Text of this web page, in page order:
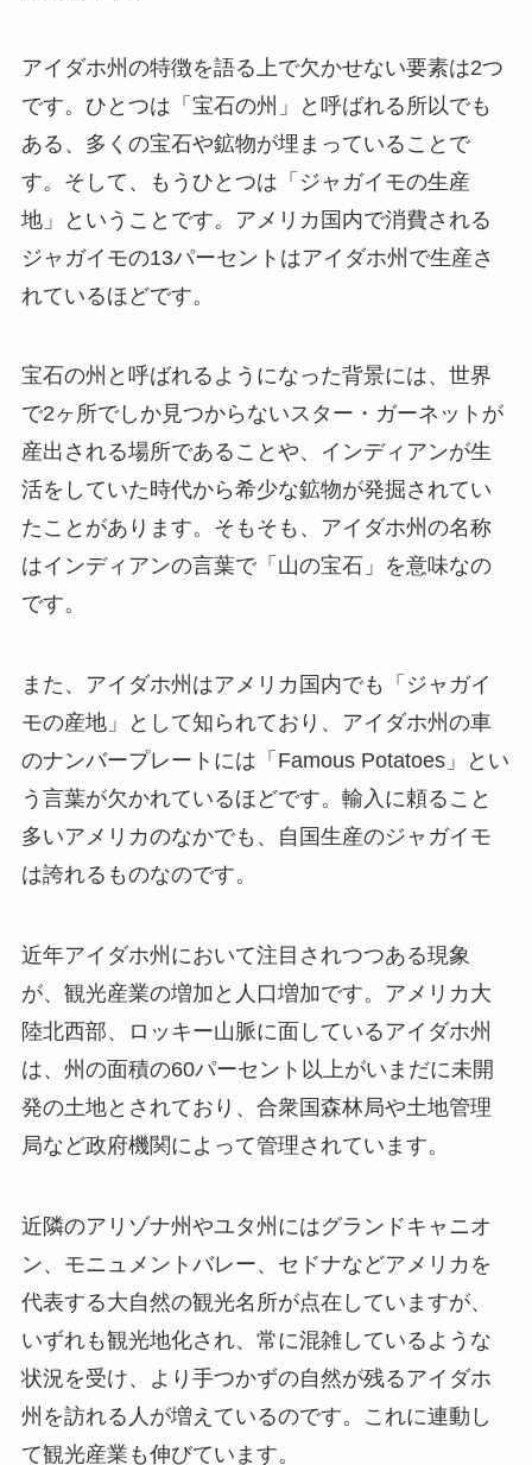
アイダホ州の特徴を語る上で欠かせない要素は2つ
です。ひとつは「宝石の州」と呼ばれる所以でも
ある、多くの宝石や鉱物が埋まっていることで
す。そして、もうひとつは「ジャガイモの生産
地」ということです。アメリカ国内で消費される
ジャガイモの13パーセントはアイダホ州で生産さ
れているほどです。
宝石の州と呼ばれるようになった背景には、世界
で2ヶ所でしか見つからないスター・ガーネットが
産出される場所であることや、インディアンが生
活をしていた時代から希少な鉱物が発掘されてい
たことがあります。そもそも、アイダホ州の名称
はインディアンの言葉で「山の宝石」を意味なの
です。
また、アイダホ州はアメリカ国内でも「ジャガイ
モの産地」として知られており、アイダホ州の車
のナンバープレートには「Famous Potatoes」とい
う言葉が欠かれているほどです。輸入に頼ること
多いアメリカのなかでも、自国生産のジャガイモ
は誇れるものなのです。
近年アイダホ州において注目されつつある現象
が、観光産業の増加と人口増加です。アメリカ大
陸北西部、ロッキー山脈に面しているアイダホ州
は、州の面積の60パーセント以上がいまだに未開
発の土地とされており、合衆国森林局や土地管理
局など政府機関によって管理されています。
近隣のアリゾナ州やユタ州にはグランドキャニオ
ン、モニュメントバレー、セドナなどアメリカを
代表する大自然の観光名所が点在していますが、
いずれも観光地化され、常に混雑しているような
状況を受け、より手つかずの自然が残るアイダホ
州を訪れる人が増えているのです。これに連動し
て観光産業も伸びています。